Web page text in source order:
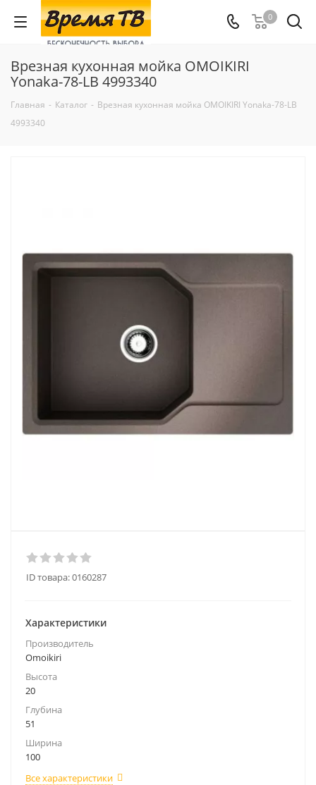
0
Врезная кухонная мойка OMOIKIRI
Yonaka-78-LB 4993340
Главная - Каталог - Врезная кухонная мойка OMOIKIRI Yonaka-78-LB
4993340
ID товара:0160287
Характеристики
Производитель
Omoikiri
Высота
20
Глубина
51
Ширина
100
Все характеристики